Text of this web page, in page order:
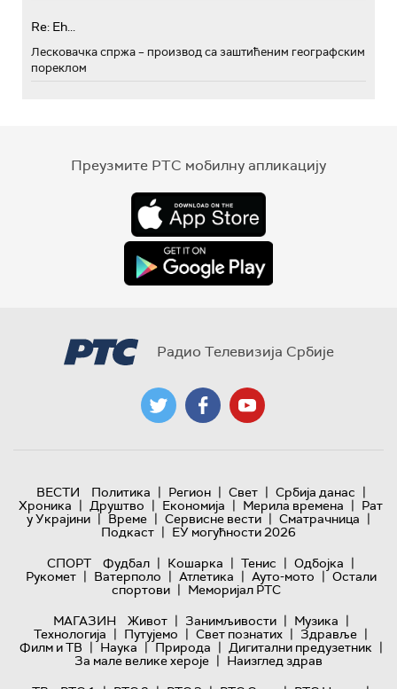
Re: Eh...
Лесковачка спржа – производ са заштићеним географским
пореклом
Преузмите РТС мобилну апликацију
Радио Телевизија Србије
ВЕСТИ Политика | Регион | Свет | Србија данас |
Хроника | Друштво | Економија | Мерила времена | Рат
у Украјини | Време | Сервисне вести | Сматрачница |
Подкаст | ЕУ могућности 2026
СПОРТ
Фудбал | Кошарка | Тенис | Одбојка |
Рукомет | Ватерполо | Атлетика | Ауто-мото | Остали
спортови | Меморијал РТС
МАГАЗИН
Живот | Занимљивости | Музика |
Технологијa | Путујемо | Свет познатих | Здравље |
Филм и ТВ | Наука | Природа | Дигитални предузетник |
За мале велике хероје | Наизглед здрав